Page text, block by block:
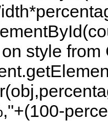
style